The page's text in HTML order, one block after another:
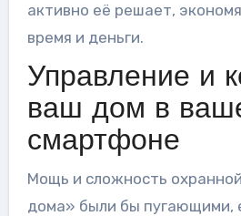
активно её решает,
время и деньги.
Управление и
ваш дом в
смартфоне
Мощь и сложность
дома» были бы пугающими,